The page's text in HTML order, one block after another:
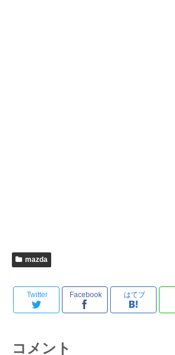
mazda
Twitter Facebook はてブ
コメント